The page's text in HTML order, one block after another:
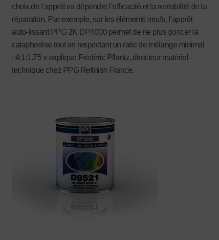
choix de l’apprêt va dépendre l’efficacité et la rentabilité de la
réparation. Par exemple, sur les éléments neufs, l’apprêt
auto-lissant PPG 2K DP4000 permet de ne plus poncer la
cataphorèse tout en respectant un ratio de mélange minimal
: 4:1:1.75 » explique Frédéric Pflantz, directeur matériel
technique chez PPG Refinish France.